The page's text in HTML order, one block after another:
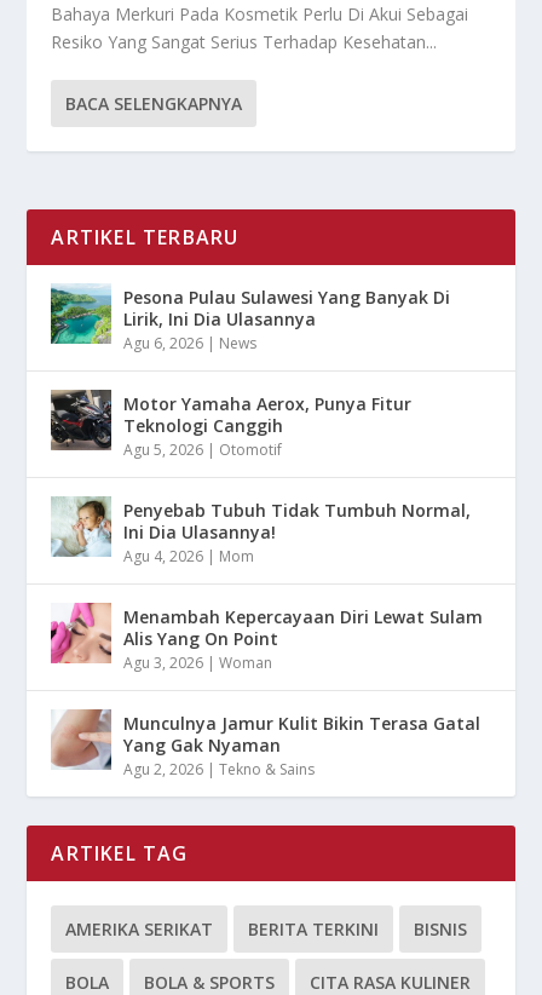
Bahaya Merkuri Pada Kosmetik Perlu Di Akui Sebagai
Resiko Yang Sangat Serius Terhadap Kesehatan...
BACA SELENGKAPNYA
ARTIKEL TERBARU
Pesona Pulau Sulawesi Yang Banyak Di
Lirik, Ini Dia Ulasannya
Agu 6, 2026 | News
Motor Yamaha Aerox, Punya Fitur
Teknologi Canggih
Agu 5, 2026 | Otomotif
Penyebab Tubuh Tidak Tumbuh Normal,
Ini Dia Ulasannya!
Agu 4, 2026 | Mom
Menambah Kepercayaan Diri Lewat Sulam
Alis Yang On Point
Agu 3, 2026 |Woman
Munculnya Jamur Kulit Bikin Terasa Gatal
Yang Gak Nyaman
Agu 2, 2026 |Tekno & Sains
ARTIKEL TAG
AMERIKA SERIKAT BERITA TERKINI BISNIS
BOLA BOLA & SPORTS CITA RASA KULINER